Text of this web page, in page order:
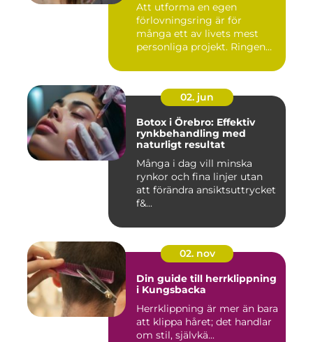
Att utforma en egen
förlovningsring är för
många ett av livets mest
personliga projekt. Ringen
02. jun
Botox i Örebro: Effektiv
rynkbehandling med
naturligt resultat
Många i dag vill minska
rynkor och fina linjer utan
att förändra ansiktsuttrycket
f&...
02. nov
Din guide till herrklippning
i Kungsbacka
Herrklippning är mer än bara
att klippa håret; det handlar
om stil, självkä...